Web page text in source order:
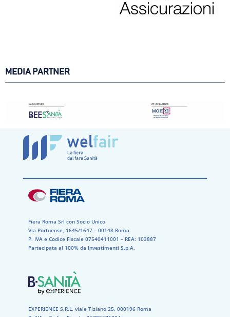
MEDIA PARTNER
Fiera Roma Srl con Socio Unico
Via Portuense, 1645/1647 – 00148 Roma
P. IVA e Codice Fiscale 07540411001​ – REA: 103887​
Partecipata al 100% da Investimenti S.p.A.
EXPERIENCE S.R.L. viale Tiziano 25, 000196 Roma